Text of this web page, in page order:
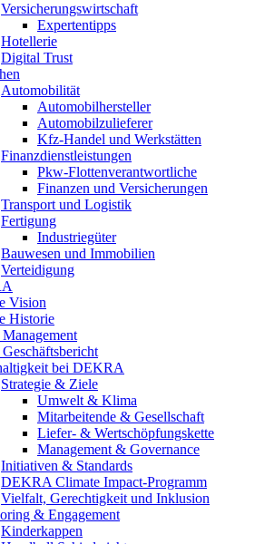
Versicherungswirtschaft
Expertentipps
Hotellerie
Digital Trust
Automobilität
Automobilhersteller
Automobilzulieferer
Kfz-Handel und Werkstätten
Finanzdienstleistungen
Pkw‑Flottenverantwortliche
Finanzen und Versicherungen
Transport und Logistik
Fertigung
Industriegüter
Bauwesen und Immobilien
Verteidigung
Vision
Historie
bei DEKRA
Strategie & Ziele
Umwelt & Klima
Mitarbeitende & Gesellschaft
Liefer- & Wertschöpfungskette
Management & Governance
Initiativen & Standards
DEKRA Climate Impact-Programm
Vielfalt, Gerechtigkeit und Inklusion​
& Engagement
Kinderkappen